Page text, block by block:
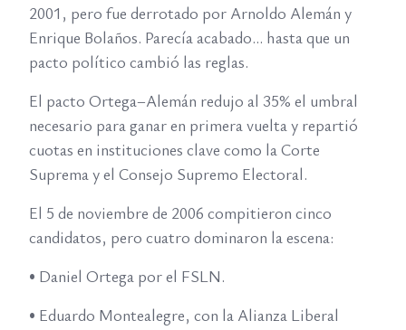
2001, pero fue derrotado por Arnoldo Alemán y
Enrique Bolaños. Parecía acabado… hasta que un
pacto político cambió las reglas.
El pacto Ortega–Alemán redujo al 35% el umbral
necesario para ganar en primera vuelta y repartió
cuotas en instituciones clave como la Corte
Suprema y el Consejo Supremo Electoral.
El 5 de noviembre de 2006 compitieron cinco
candidatos, pero cuatro dominaron la escena:
• Daniel Ortega por el FSLN.
• Eduardo Montealegre, con la Alianza Liberal